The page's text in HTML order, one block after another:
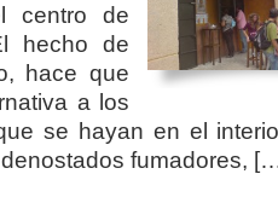
centro de
hecho de
hace que
a los
se hayan en el
fumadores,